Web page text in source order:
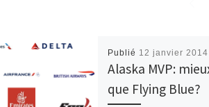
Publié 12 janvier 2014
Alaska MVP:
que Flying Blue?